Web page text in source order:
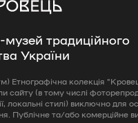
традиційного
України
Етнографічна колекція
сайту (в тому числі
локальні стилі) виключно для
Публічне та/або комерційне